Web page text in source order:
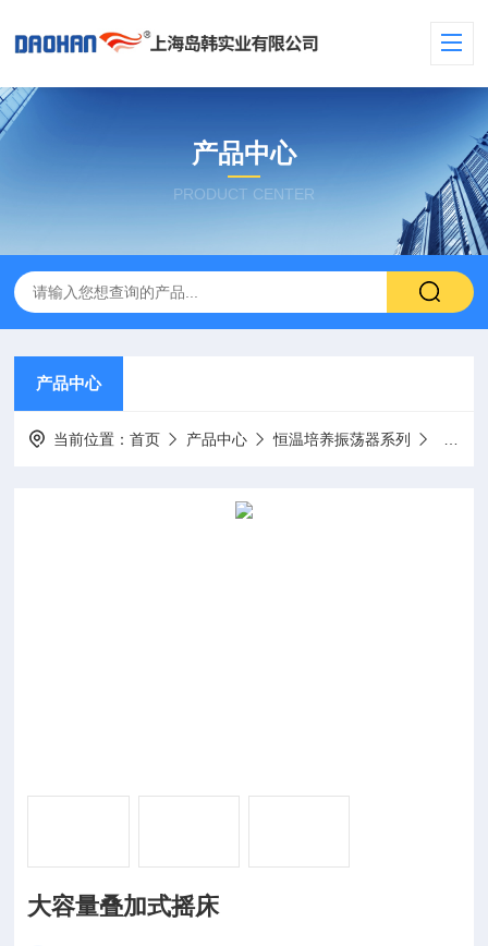
产品中心
PRODUCT CENTER
产品中心
当前位置：首页 产品中心 恒温培养振荡器系列
大容量叠加式摇床